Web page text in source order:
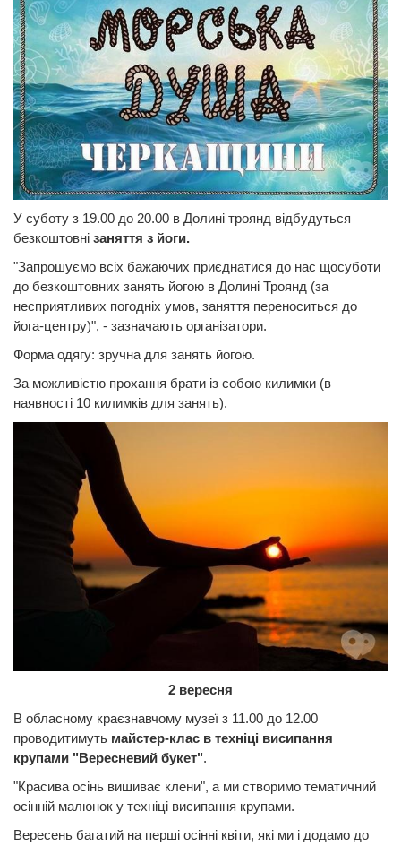
У суботу з 19.00 до 20.00 в Долині троянд відбудуться
безкоштовні заняття з йоги.
"Запрошуємо всіх бажаючих приєднатися до нас щосуботи
до безкоштовних занять йогою в Долині Троянд (за
несприятливих погодніх умов, заняття переноситься до
йога-центру)", - зазначають організатори.
Форма одягу: зручна для занять йогою.
За можливістю прохання брати із собою килимки (в
наявності 10 килимків для занять).
2 вересня
В обласному краєзнавчому музеї з 11.00 до 12.00
проводитимуть майстер-клас в техніці висипання
крупами "Вересневий букет".
"Красива осінь вишиває клени", а ми створимо тематичний
осінній малюнок у техніці висипання крупами.
Вересень багатий на перші осінні квіти, які ми і додамо до